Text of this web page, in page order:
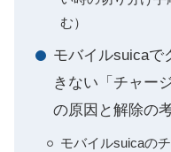
む）
モバイルsuicaで
きない「チャー
の原因と解除の
モバイルsuicaの